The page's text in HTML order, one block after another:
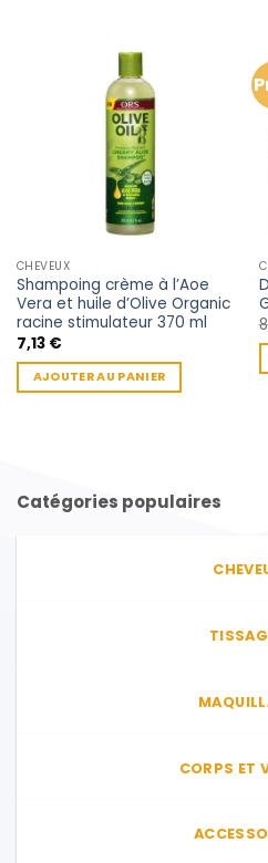
CHEVEUX
Shampoing crème à l’Aoe
Vera et huile d’Olive Organic
racine stimulateur 370 ml
7,13 €
AJOUTER AU PANIER
Catégories populaires
CORPS ET